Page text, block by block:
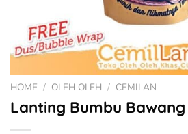
HOME / OLEH OLEH / CEMILAN
Lanting Bumbu Bawang